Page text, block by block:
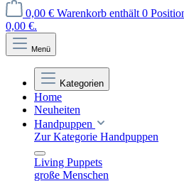
0,00 € Warenkorb enthält 0
0,00 €.
Menü
Kategorien
Home
Neuheiten
Handpuppen
Zur Kategorie Handpuppen
Living Puppets
große Menschen